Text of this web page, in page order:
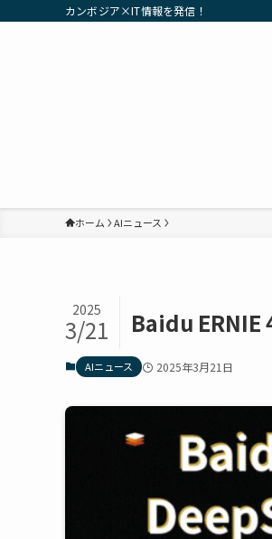
カンボジア×IT情報を発信！
ホーム AIニュース
Baidu ERNIE
2025
3/21
AIニュース 2025年3月21日